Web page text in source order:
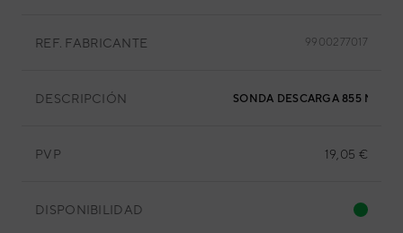
REF. FABRICANTE 9900277017
DESCRIPCIÓN SONDA DESCARGA 855 MM
PVP 19,05 €
DISPONIBILIDAD